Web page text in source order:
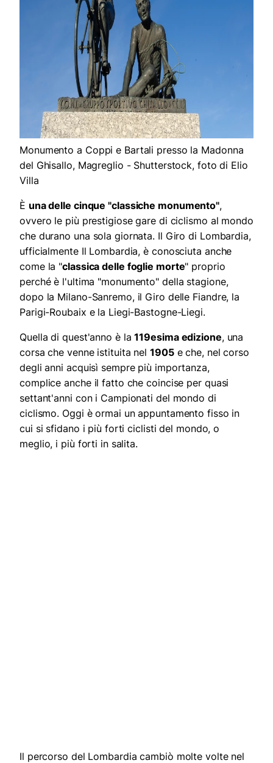
Monumento a Coppi e Bartali presso la Madonna
del Ghisallo, Magreglio - Shutterstock, foto di Elio
Villa
È una delle cinque "classiche monumento",
ovvero le più prestigiose gare di ciclismo al mondo
che durano una sola giornata. Il Giro di Lombardia,
ufficialmente Il Lombardia, è conosciuta anche
come la "classica delle foglie morte" proprio
perché è l'ultima "monumento" della stagione,
dopo la Milano-Sanremo, il Giro delle Fiandre, la
Parigi-Roubaix e la Liegi-Bastogne-Liegi.
Quella di quest'anno è la119esima edizione, una
corsa che venne istituita nel 1905e che, nel corso
degli anni acquisì sempre più importanza,
complice anche il fatto che coincise per quasi
settant'anni con i Campionati del mondo di
ciclismo. Oggi è ormai un appuntamento fisso in
cui si sfidano i più forti ciclisti del mondo, o
meglio, i più forti in salita.
Il percorso del Lombardia cambiò molte volte nel